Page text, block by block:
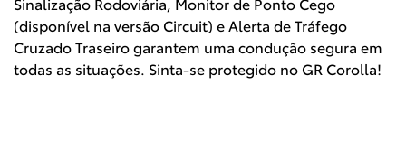
(disponível na versão Circuit) e Alerta de Tráfego
Cruzado Traseiro garantem uma condução segura em
todas as situações. Sinta-se protegido no GR Corolla!